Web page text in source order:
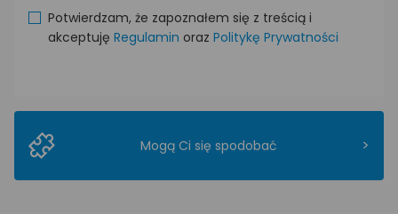
Potwierdzam, że zapoznałem się z treścią i
akceptuję Regulamin oraz Politykę Prywatności
Mogą Ci się spodobać >